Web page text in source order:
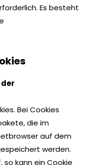
Es besteht
Bei Cookies
die im
auf dem
werden.
kann ein Cookie